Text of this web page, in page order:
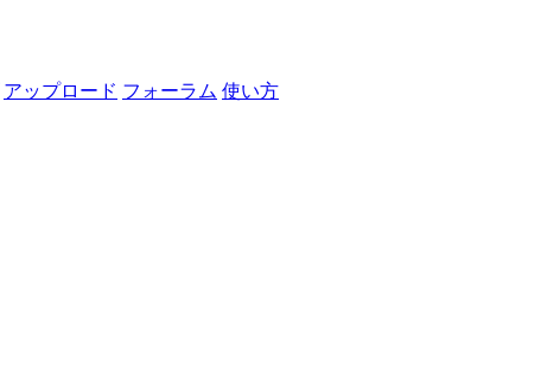
アップロード フォーラム 使い方